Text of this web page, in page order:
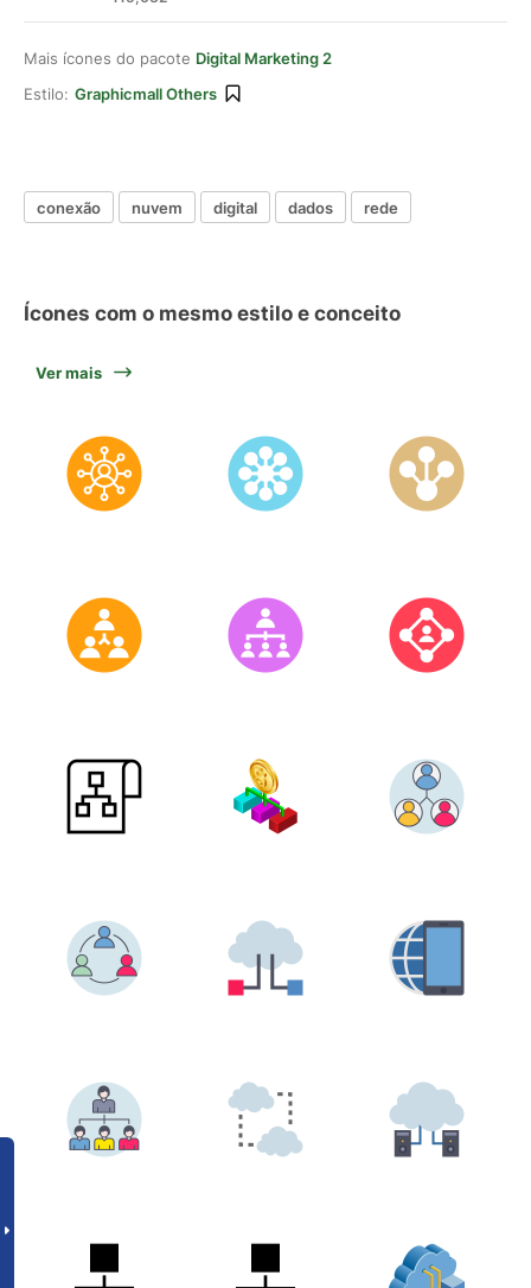
Mais ícones do pacote Digital Marketing 2
Estilo: Graphicmall Others
conexão nuvem digital dados rede
Ícones com o mesmo estilo e conceito
Ver mais